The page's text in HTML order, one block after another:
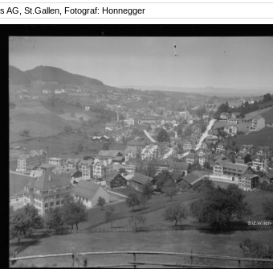
AG, St.Gallen, Fotograf: Honnegger